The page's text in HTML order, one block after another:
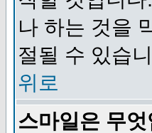
나 하는 것을
절될 수 있습
위로
스마일은 무